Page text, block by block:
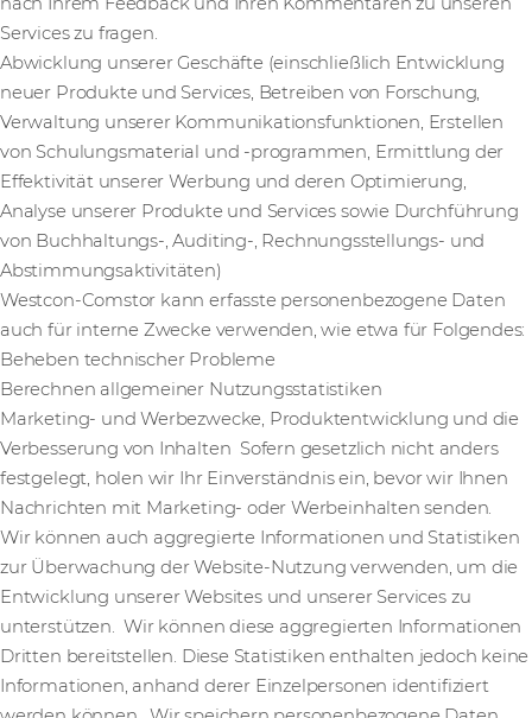
Services zu fragen.
Abwicklung unserer Geschäfte (einschließlich Entwicklung
neuer Produkte und Services, Betreiben von Forschung,
Verwaltung unserer Kommunikationsfunktionen, Erstellen
von Schulungsmaterial und -programmen, Ermittlung der
Effektivität unserer Werbung und deren Optimierung,
Analyse unserer Produkte und Services sowie Durchführung
von Buchhaltungs-, Auditing-, Rechnungsstellungs- und
Abstimmungsaktivitäten)
Westcon-Comstor kann erfasste personenbezogene Daten
auch für interne Zwecke verwenden, wie etwa für Folgendes:
Beheben technischer Probleme
Berechnen allgemeiner Nutzungsstatistiken
Marketing- und Werbezwecke, Produktentwicklung und die
Verbesserung von Inhalten Sofern gesetzlich nicht anders
festgelegt, holen wir Ihr Einverständnis ein, bevor wir Ihnen
Nachrichten mit Marketing- oder Werbeinhalten senden.
Wir können auch aggregierte Informationen und Statistiken
zur Überwachung der Website-Nutzung verwenden, um die
Entwicklung unserer Websites und unserer Services zu
unterstützen. Wir können diese aggregierten Informationen
Dritten bereitstellen. Diese Statistiken enthalten jedoch keine
Informationen, anhand derer Einzelpersonen identifiziert